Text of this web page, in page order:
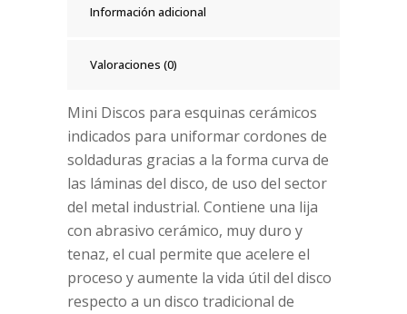
Información adicional
Valoraciones (0)
Mini Discos para esquinas cerámicos
indicados para uniformar cordones de
soldaduras gracias a la forma curva de
las láminas del disco, de uso del sector
del metal industrial. Contiene una lija
con abrasivo cerámico, muy duro y
tenaz, el cual permite que acelere el
proceso y aumente la vida útil del disco
respecto a un disco tradicional de